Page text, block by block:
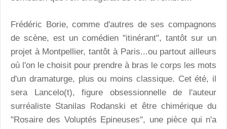
Frédéric Borie, comme d'autres de ses compagnons
de scène, est un comédien "itinérant", tantôt sur un
projet à Montpellier, tantôt à Paris...ou partout ailleurs
où l'on le choisit pour prendre à bras le corps les mots
d'un dramaturge, plus ou moins classique. Cet été, il
sera Lancelo(t), figure obsessionnelle de l'auteur
surréaliste Stanilas Rodanski et être chimérique du
"Rosaire des Voluptés Epineuses", une pièce qui n'a